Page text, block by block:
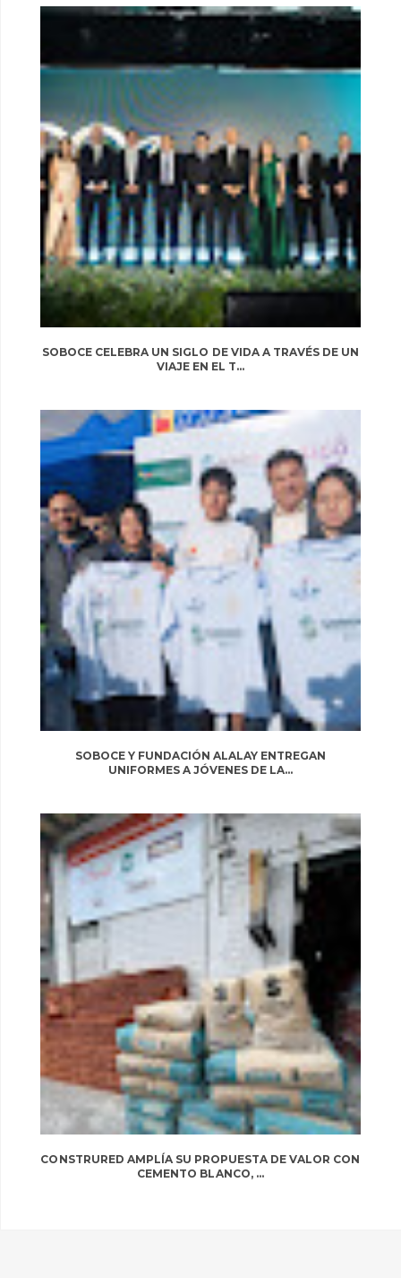
SOBOCE CELEBRA UN SIGLO DE VIDA A TRAVÉS DE UN
VIAJE EN EL T...
SOBOCE Y FUNDACIÓN ALALAY ENTREGAN
UNIFORMES A JÓVENES DE LA...
CONSTRURED AMPLÍA SU PROPUESTA DE VALOR CON
CEMENTO BLANCO, ...